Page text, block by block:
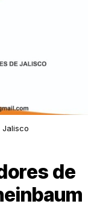
Jalisco
de